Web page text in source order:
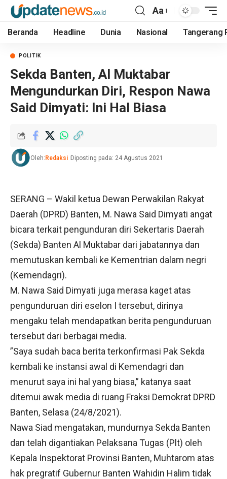
Aa
Beranda Headline Dunia Nasional Tangerang
POLITIK
Sekda Banten, Al Muktabar
Mengundurkan Diri, Respon Nawa
Said Dimyati: Ini Hal Biasa
Oleh: Redaksi Diposting pada: 24 Agustus 2021
SERANG – Wakil ketua Dewan Perwakilan Rakyat
Daerah (DPRD) Banten, M. Nawa Said Dimyati angat
bicara terkait pengunduran diri Sekertaris Daerah
(Sekda) Banten Al Muktabar dari jabatannya dan
memutuskan kembali ke Kementrian dalam negri
(Kemendagri).
M. Nawa Said Dimyati juga merasa kaget atas
pengunduruan diri eselon I tersebut, dirinya
mengaku telah mendapatkan berita pengunduruan
tersebut dari berbagai media.
”Saya sudah baca berita terkonfirmasi Pak Sekda
kembali ke instansi awal di Kemendagri dan
menurut saya ini hal yang biasa,” katanya saat
ditemui awak media di ruang Fraksi Demokrat DPRD
Banten, Selasa (24/8/2021).
Nawa Siad mengatakan, mundurnya Sekda Banten
dan telah digantiakan Pelaksana Tugas (Plt) oleh
Kepala Inspektorat Provinsi Banten, Muhtarom atas
hak pregratif Gubernur Banten Wahidin Halim tidak